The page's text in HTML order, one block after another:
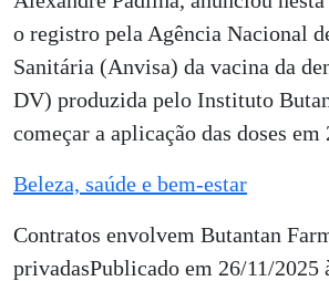
o registro pela Agência Nacional
Sanitária (Anvisa) da vacina da
DV) produzida pelo Instituto
começar a aplicação das doses
Beleza, saúde e bem-estar
Contratos envolvem Butantan
privadasPublicado em 26/11/2025